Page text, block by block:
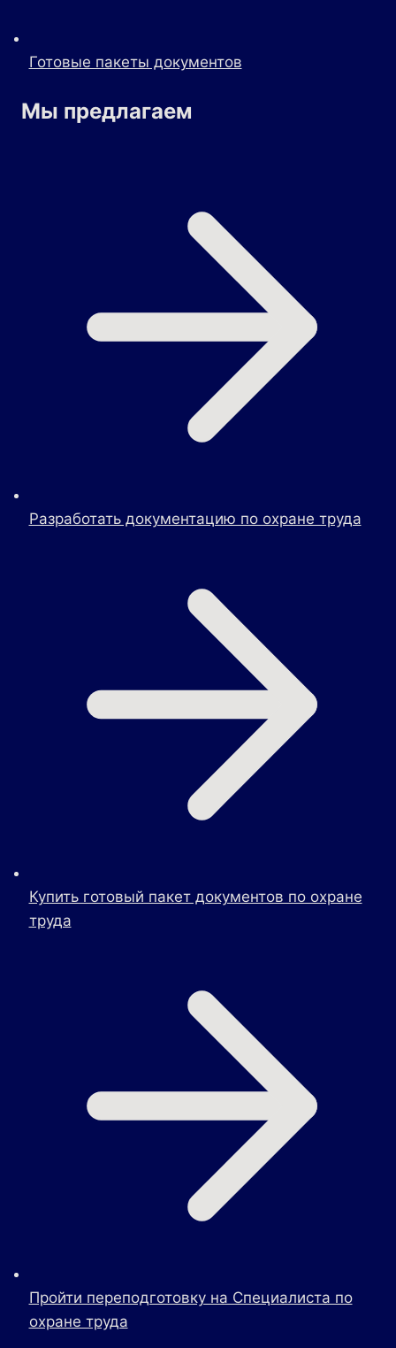
Готовые пакеты документов
Мы предлагаем
Разработать документацию по охране труда
Купить готовый пакет документов по охране
труда
Пройти переподготовку на Специалиста по
охране труда